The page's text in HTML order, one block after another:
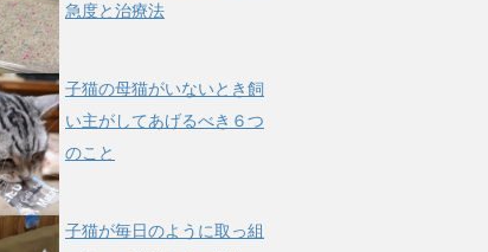
急度と治療法
子猫の母猫がいないとき飼
い主がしてあげるべき６つ
のこと
子猫が毎日のように取っ組